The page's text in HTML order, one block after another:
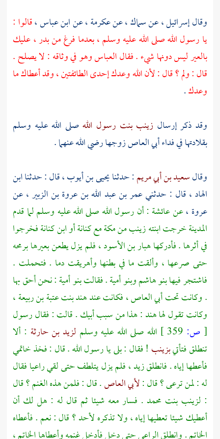
وقالإسرائيل ،عنسماك ،عنعكرمة ،عنابن عباس ،قالوا :
يا رسول الله صلى الله عليه وسلم ، بعدما فرغ منبدر ،عليك
بالعير ليس دونها شيء . فقالالعباسوهو في وثاقه : لا يصلح .
قال : ولم ؟ قال : لأن الله وعدك إحدى الطائفتين ، وقد أعطاك ما
وعدك.
وقد ذكر إرسال زينب بنت رسول الله صلى الله عليه وسلم
بقلادتها في فداءأبي العاصزوجها رضي الله عنهما .
وقالسعيد بن أبي مريم: حدثنايحيى بن أيوب ،قال : حدثناابن
الهاد ، قال : حدثنيعمر بن عبد الله بن عروة بن الزبير ،عن
عروة ،عنعائشة : أن رسول الله صلى الله عليه وسلم لما قدم
المدينةخرجت ابنتهزينبمنمكةمعكنانةأوابن كنانةفخرجوا
في أثرها . فأدركهاهبار بن الأسود ،فلم يزل يطعن بعيرها برمحه
حتى صرعها ، وألقت ما في بطنها وأهريقت دما . فتحملت .
فاشتجر فيهابنو هاشموبنو أمية. فقالتبنو أمية: نحن أحق بها
. وكانت تحتأبي العاص ،فكانت عندهند بنت عتبة بن ربيعة ،
وكانت تقول لهاهند: هذا من سبب أبيك . قالت : فقال رسول
[ ص: الله صلى الله عليه وسلم لزيد بن حارثة : ألا
تنطلق فتأتيبزينب ! فقال : بلى يا رسول الله . قال : فخذ خاتمي
فأعطها إياه . فانطلقزيد ،فلم يزل يتلطف حتى لقي راعيا فقال
له : لمن ترعى ؟ قال :لأبي العاص. قال : فلمن هذه الغنم ؟ قال
: لزينب بنت محمد . فسار معه شيئا ثم قال له : هل لك أن
أعطيك شيئا تعطيها إياه ، ولا تذكره لأحد ؟ قال : نعم . فأعطاه